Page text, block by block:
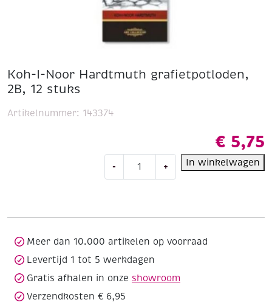
Koh-I-Noor Hardtmuth grafietpotloden,
2B, 12 stuks
€ 5,75
-
12
+ In winkelwagen
Artikelnummer: 143374
Meer dan 10.000 artikelen op voorraad
Levertijd 1 tot 5 werkdagen
Gratis afhalen in onze showroom
Verzendkosten € 6,95